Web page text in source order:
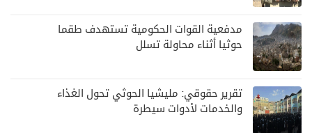
مدفعية القوات الحكومية تستهدف طقما
حوثيا أثناء محاولة تسلل
تقرير حقوقي: مليشيا الحوثي تحول الغذاء
والخدمات لأدوات سيطرة